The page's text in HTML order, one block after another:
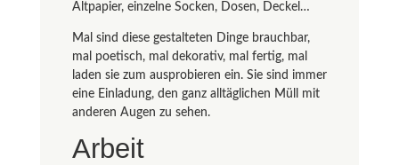
Altpapier, einzelne Socken, Dosen, Deckel…
Mal sind diese gestalteten Dinge brauchbar,
mal poetisch, mal dekorativ, mal fertig, mal
laden sie zum ausprobieren ein. Sie sind immer
eine Einladung, den ganz alltäglichen Müll mit
anderen Augen zu sehen.
Arbeit